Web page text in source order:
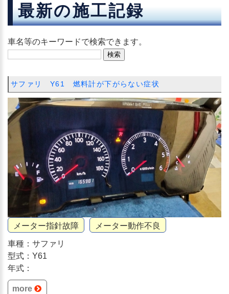
最新の施工記録
車名等のキーワードで検索できます。
サファリ Y61 燃料計が下がらない症状
メーター指針故障 メーター動作不良
車種：サファリ
型式：Y61
年式：
more